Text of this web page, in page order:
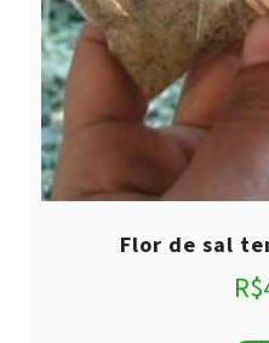
Flor de sal
R$